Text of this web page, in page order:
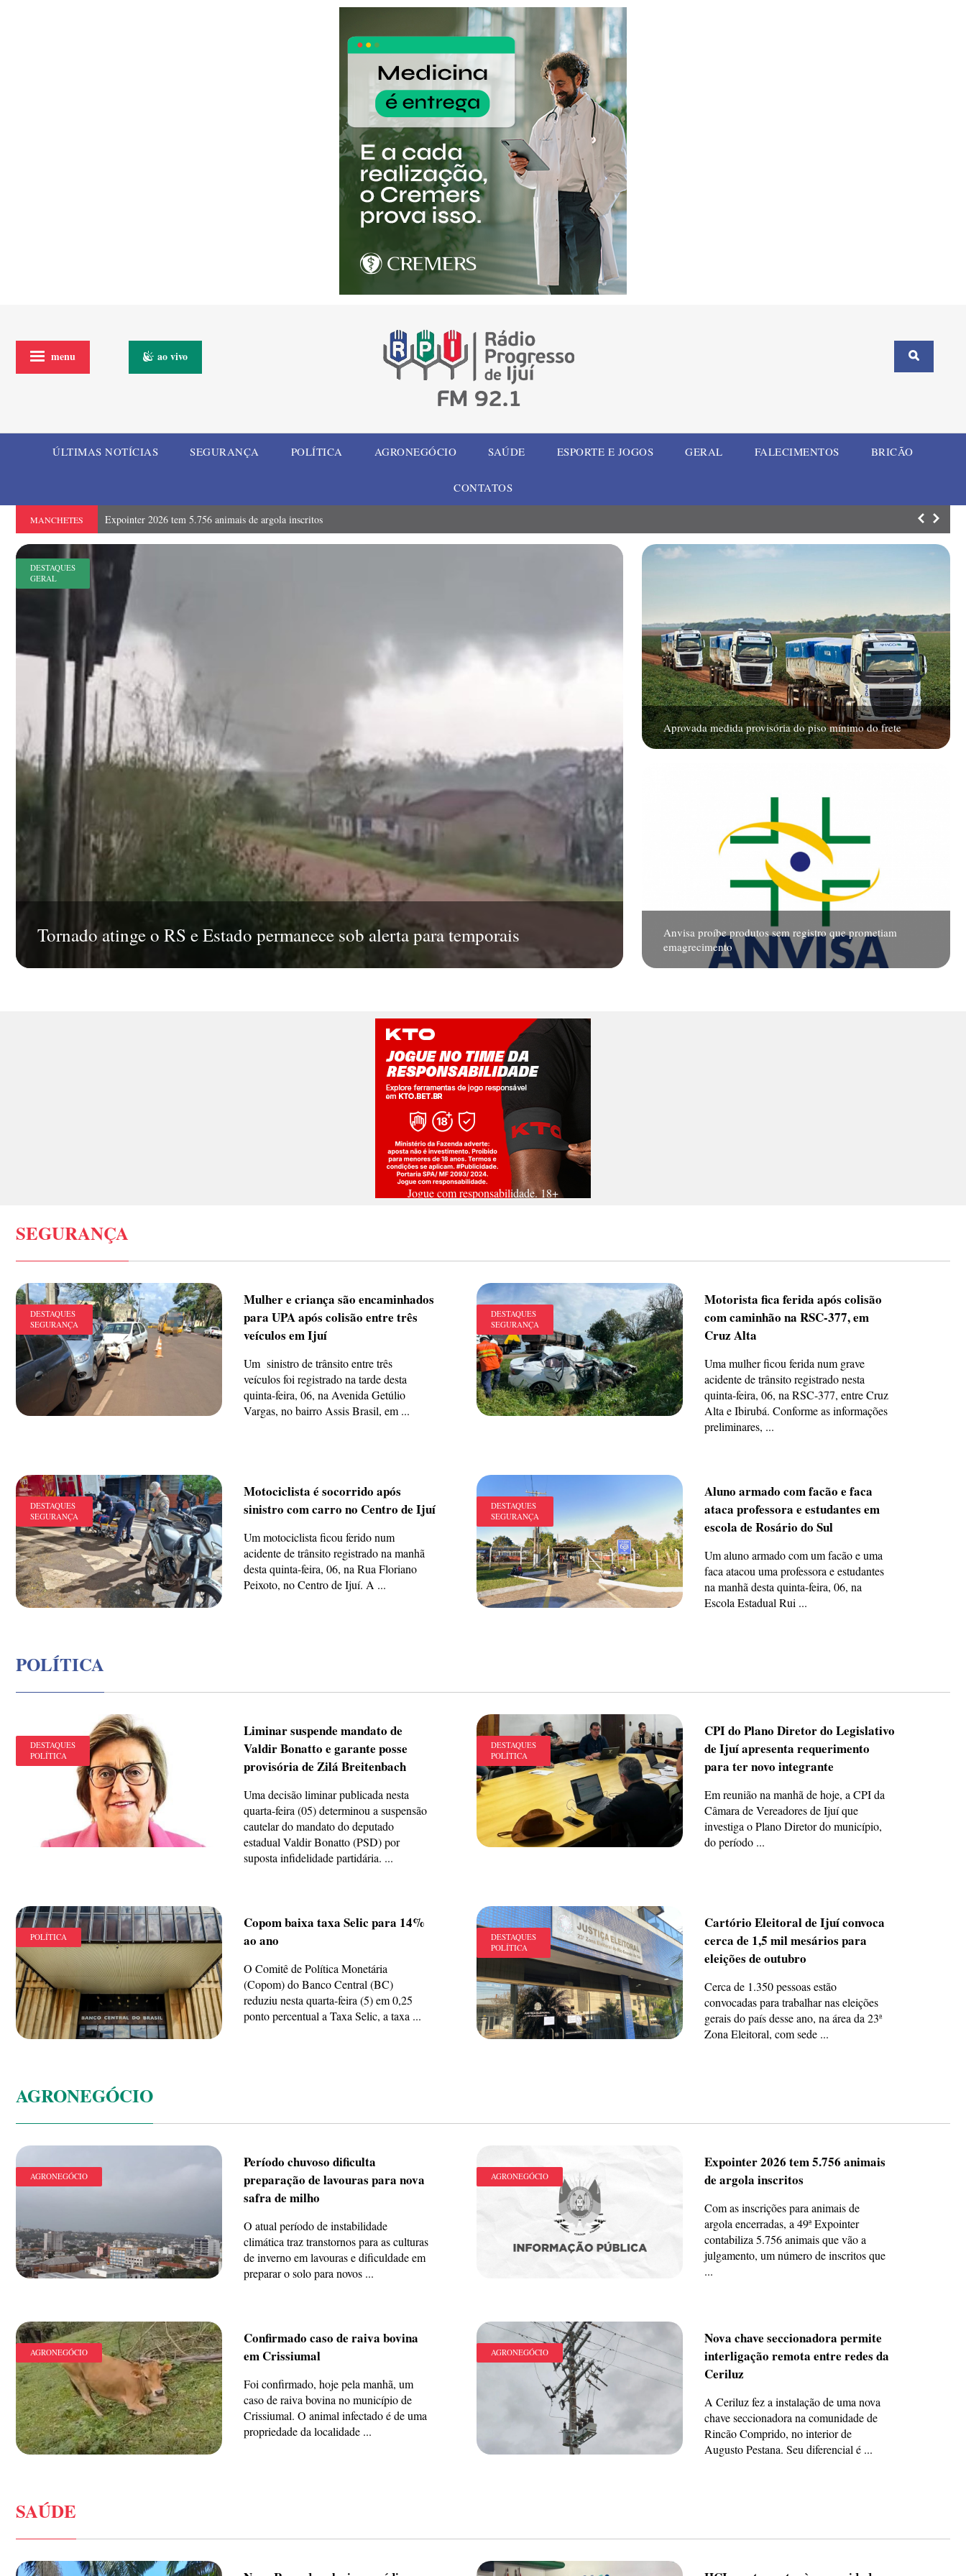
menu ao vivo
ÚLTIMAS NOTÍCIAS SEGURANÇA POLÍTICA AGRONEGÓCIO SAÚDE ESPORTE E JOGOS GERAL FALECIMENTOS BRICÃO
CONTATOS
MANCHETES Expointer 2026 tem 5.756 animais de argola inscritos ELI Summit
DESTAQUES
GERAL
Tornado atinge o RS e Estado permanece sob alerta para temporais
Aprovada medida provisória do piso mínimo do frete
Anvisa proíbe produtos sem registro que prometiam
emagrecimento
Jogue com responsabilidade. 18+
SEGURANÇA
DESTAQUES
SEGURANÇA
Mulher e criança são encaminhados
para UPA após colisão entre três
veículos em Ijuí
Um sinistro de trânsito entre três
veículos foi registrado na tarde desta
quinta-feira, 06, na Avenida Getúlio
Vargas, no bairro Assis Brasil, em ...
DESTAQUES
SEGURANÇA
Motorista fica ferida após colisão
com caminhão na RSC-377, em
Cruz Alta
Uma mulher ficou ferida num grave
acidente de trânsito registrado nesta
quinta-feira, 06, na RSC-377, entre Cruz
Alta e Ibirubá. Conforme as informações
preliminares, ...
DESTAQUES
SEGURANÇA
Motociclista é socorrido após
sinistro com carro no Centro de Ijuí
Um motociclista ficou ferido num
acidente de trânsito registrado na manhã
desta quinta-feira, 06, na Rua Floriano
Peixoto, no Centro de Ijuí. A ...
DESTAQUES
SEGURANÇA
Aluno armado com facão e faca
ataca professora e estudantes em
escola de Rosário do Sul
Um aluno armado com um facão e uma
faca atacou uma professora e estudantes
na manhã desta quinta-feira, 06, na
Escola Estadual Rui ...
POLÍTICA
DESTAQUES
POLÍTICA
Liminar suspende mandato de
Valdir Bonatto e garante posse
provisória de Zilá Breitenbach
Uma decisão liminar publicada nesta
quarta-feira (05) determinou a suspensão
cautelar do mandato do deputado
estadual Valdir Bonatto (PSD) por
suposta infidelidade partidária. ...
DESTAQUES
POLÍTICA
CPI do Plano Diretor do Legislativo
de Ijuí apresenta requerimento
para ter novo integrante
Em reunião na manhã de hoje, a CPI da
Câmara de Vereadores de Ijuí que
investiga o Plano Diretor do município,
do período ...
POLÍTICA
Copom baixa taxa Selic para 14%
ao ano
O Comitê de Política Monetária
(Copom) do Banco Central (BC)
reduziu nesta quarta-feira (5) em 0,25
ponto percentual a Taxa Selic, a taxa ...
DESTAQUES
POLÍTICA
Cartório Eleitoral de Ijuí convoca
cerca de 1,5 mil mesários para
eleições de outubro
Cerca de 1.350 pessoas estão
convocadas para trabalhar nas eleições
gerais do país desse ano, na área da 23ª
Zona Eleitoral, com sede ...
AGRONEGÓCIO
AGRONEGÓCIO
Período chuvoso dificulta
preparação de lavouras para nova
safra de milho
O atual período de instabilidade
climática traz transtornos para as culturas
de inverno em lavouras e dificuldade em
preparar o solo para novos ...
AGRONEGÓCIO
Expointer 2026 tem 5.756 animais
de argola inscritos
Com as inscrições para animais de
argola encerradas, a 49ª Expointer
contabiliza 5.756 animais que vão a
julgamento, um número de inscritos que
...
AGRONEGÓCIO
Confirmado caso de raiva bovina
em Crissiumal
Foi confirmado, hoje pela manhã, um
caso de raiva bovina no município de
Crissiumal. O animal infectado é de uma
propriedade da localidade ...
AGRONEGÓCIO
Nova chave seccionadora permite
interligação remota entre redes da
Ceriluz
A Ceriluz fez a instalação de uma nova
chave seccionadora na comunidade de
Rincão Comprido, no interior de
Augusto Pestana. Seu diferencial é ...
SAÚDE